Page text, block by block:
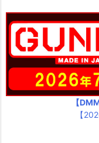
【
【